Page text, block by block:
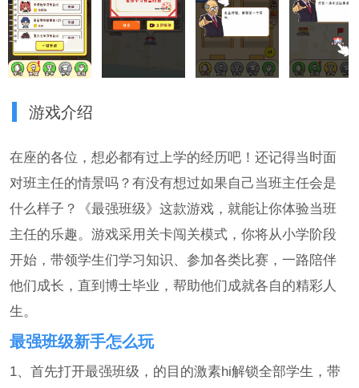
游戏介绍
在座的各位，想必都有过上学的经历吧！还记得当时面
对班主任的情景吗？有没有想过如果自己当班主任会是
什么样子？《最强班级》这款游戏，就能让你体验当班
主任的乐趣。游戏采用关卡闯关模式，你将从小学阶段
开始，带领学生们学习知识、参加各类比赛，一路陪伴
他们成长，直到博士毕业，帮助他们成就各自的精彩人
生。
最强班级新手怎么玩
1、首先打开最强班级，的目的激素hi解锁全部学生，带